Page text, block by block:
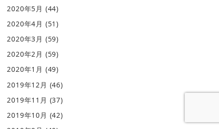
2020年5月 (44)
2020年4月 (51)
2020年3月 (59)
2020年2月 (59)
2020年1月 (49)
2019年12月 (46)
2019年11月 (37)
2019年10月 (42)